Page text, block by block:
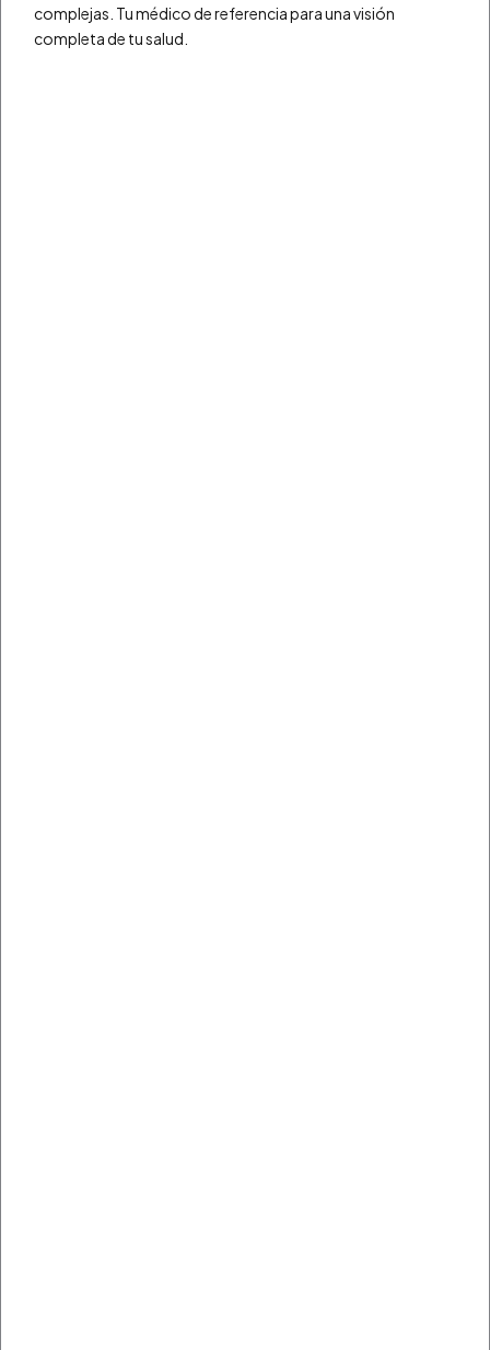
complejas. Tu médico de referencia para una visión
completa de tu salud.